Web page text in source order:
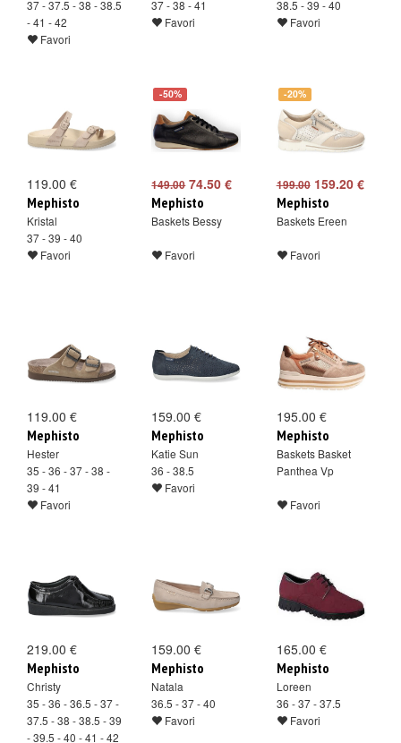
37 - 37.5 - 38 - 38.5
- 41 - 42
Favori
37 - 38 - 41
Favori
38.5 - 39 - 40
Favori
119.00 €
Mephisto
Kristal
37 - 39 - 40
Favori
-50%
149.0074.50 €
Mephisto
Baskets Bessy
Favori
-20%
199.00159.20 €
Mephisto
Baskets Ereen
Favori
119.00 €
Mephisto
Hester
35 - 36 - 37 - 38 -
39 - 41
Favori
159.00 €
Mephisto
Katie Sun
36 - 38.5
Favori
195.00 €
Mephisto
Baskets Basket
Panthea Vp
Favori
219.00 €
Mephisto
Christy
35 - 36 - 36.5 - 37 -
37.5 - 38 - 38.5 - 39
- 39.5 - 40 - 41 - 42
159.00 €
Mephisto
Natala
36.5 - 37 - 40
Favori
165.00 €
Mephisto
Loreen
36 - 37 - 37.5
Favori